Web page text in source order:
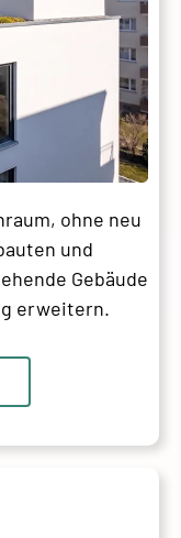
ohne neu
und
Gebäude
erweitern.